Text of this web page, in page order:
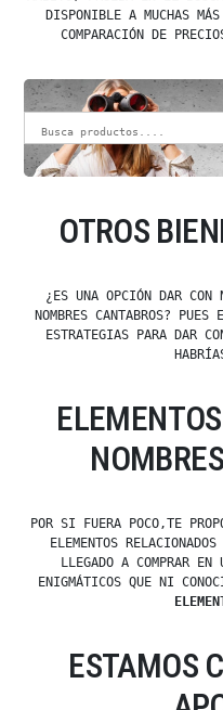
DISPONIBLE A MUCHAS
COMPARACIÓN DE
OTROS
¿ES UNA OPCIÓN DAR CON
NOMBRES CANTABROS?
ESTRATEGIAS PARA DAR
POR SI FUERA POCO,TE
ELEMENTOS
LLEGADO A COMPRAR EN
ENIGMÁTICOS QUE NI
ESTAMOS